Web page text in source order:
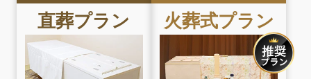
直葬プラン 火葬式プラン